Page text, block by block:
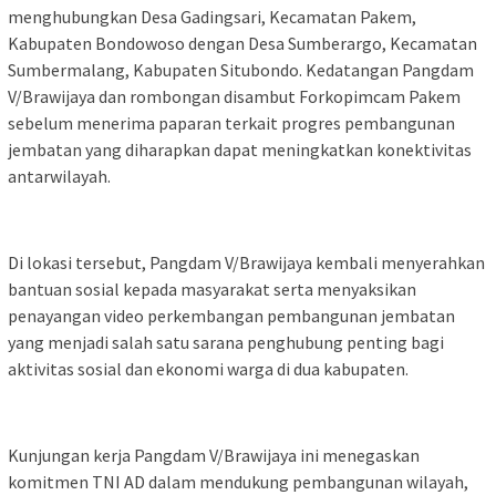
menghubungkan Desa Gadingsari, Kecamatan Pakem,
Kabupaten Bondowoso dengan Desa Sumberargo, Kecamatan
Sumbermalang, Kabupaten Situbondo. Kedatangan Pangdam
V/Brawijaya dan rombongan disambut Forkopimcam Pakem
sebelum menerima paparan terkait progres pembangunan
jembatan yang diharapkan dapat meningkatkan konektivitas
antarwilayah.
Di lokasi tersebut, Pangdam V/Brawijaya kembali menyerahkan
bantuan sosial kepada masyarakat serta menyaksikan
penayangan video perkembangan pembangunan jembatan
yang menjadi salah satu sarana penghubung penting bagi
aktivitas sosial dan ekonomi warga di dua kabupaten.
Kunjungan kerja Pangdam V/Brawijaya ini menegaskan
komitmen TNI AD dalam mendukung pembangunan wilayah,